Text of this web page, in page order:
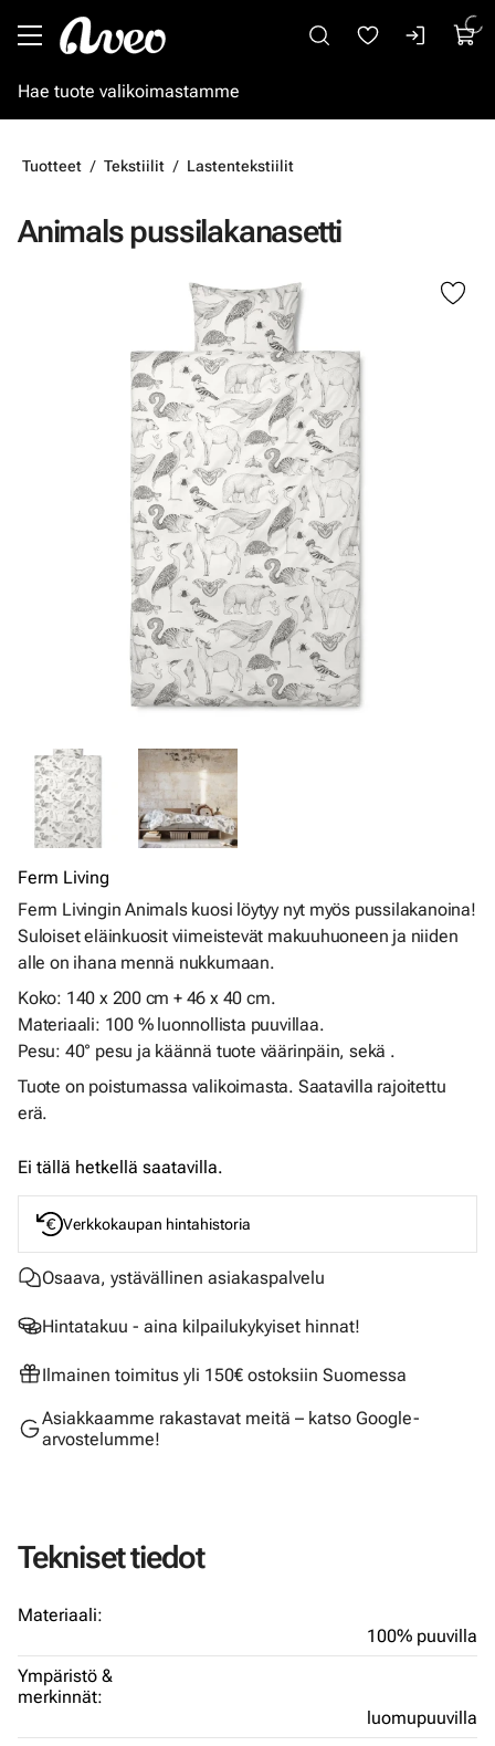
Tuotteet Tekstiilit Lastentekstiilit
Animals pussilakanasetti
Ferm Living
Ferm Livingin Animals kuosi löytyy nyt myös pussilakanoina!
Suloiset eläinkuosit viimeistevät makuuhuoneen ja niiden
alle on ihana mennä nukkumaan.
Koko: 140 x 200 cm + 46 x 40 cm.
Materiaali: 100 % luonnollista puuvillaa.
Pesu: 40° pesu ja käännä tuote väärinpäin, sekä .
Tuote on poistumassa valikoimasta. Saatavilla rajoitettu
erä.
Ei tällä hetkellä saatavilla.
Verkkokaupan hintahistoria
Osaava, ystävällinen asiakaspalvelu
Hintatakuu - aina kilpailukykyiset hinnat!
Ilmainen toimitus yli 150€ ostoksiin Suomessa
Asiakkaamme rakastavat meitä – katso Google-
arvostelumme!
Tekniset tiedot
Materiaali:
100% puuvilla
Ympäristö &
merkinnät:
luomupuuvilla